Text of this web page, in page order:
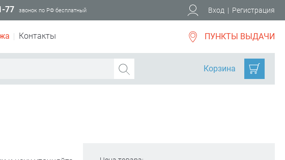
77 звонок по РФ бесплатный Вход | Регистрация
Контакты ПУНКТЫ ВЫДАЧИ
Корзина